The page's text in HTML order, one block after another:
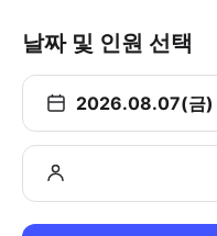
날짜 및 인원 선택
2026.08.07(금)